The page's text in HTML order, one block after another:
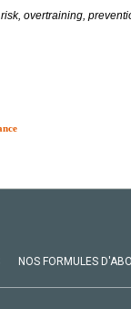
overtraining,
NOS FORMULES